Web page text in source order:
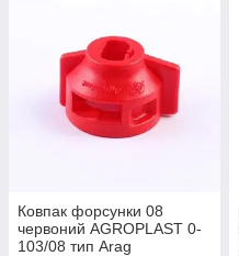
Ковпак форсунки 08
червоний AGROPLAST 0-
103/08 тип Arag